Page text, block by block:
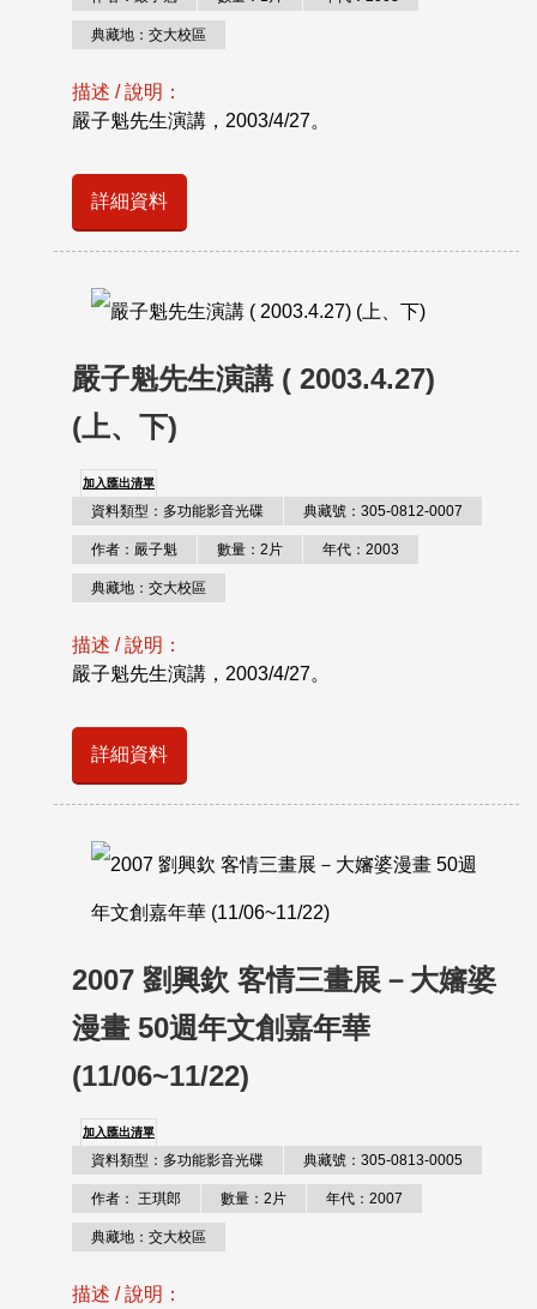
典藏地：交大校區
描述 / 說明：
嚴子魁先生演講，2003/4/27。
詳細資料
嚴子魁先生演講 ( 2003.4.27)
(上、下)
加入匯出清單
資料類型：多功能影音光碟 典藏號：305-0812-0007
作者：嚴子魁 數量：2片 年代：2003
典藏地：交大校區
描述 / 說明：
嚴子魁先生演講，2003/4/27。
詳細資料
2007 劉興欽 客情三畫展－大嬸婆
漫畫 50週年文創嘉年華
(11/06~11/22)
加入匯出清單
資料類型：多功能影音光碟 典藏號：305-0813-0005
作者： 王琪郎 數量：2片 年代：2007
典藏地：交大校區
描述 / 說明：